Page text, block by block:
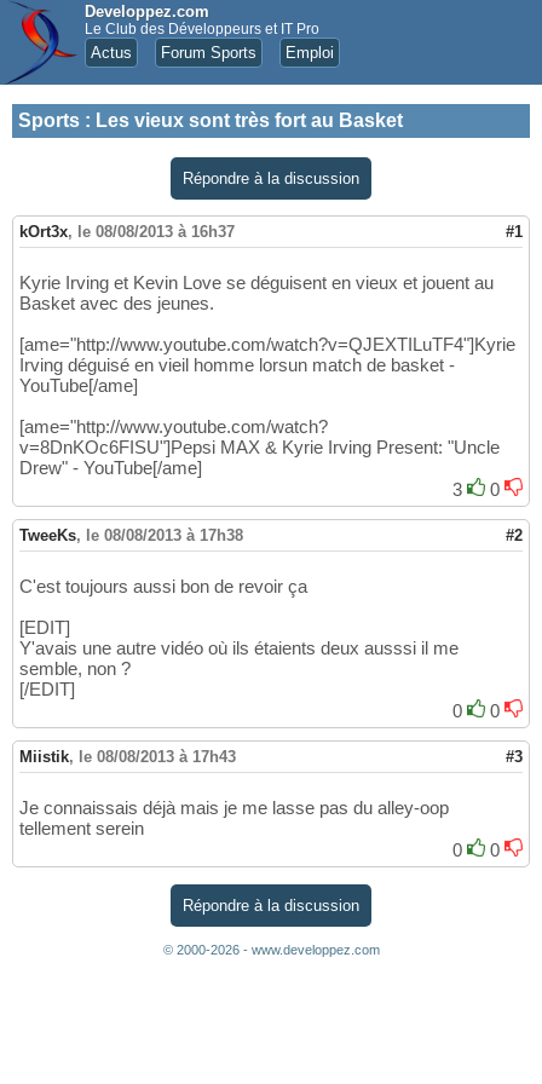
Developpez.com
Le Club des Développeurs et IT Pro
Actus Forum Sports Emploi
Sports : Les vieux sont très fort au Basket
Répondre à la discussion
kOrt3x, le 08/08/2013 à 16h37 #1
Kyrie Irving et Kevin Love se déguisent en vieux et jouent au
Basket avec des jeunes.
[ame="http://www.youtube.com/watch?v=QJEXTILuTF4"]Kyrie
Irving déguisé en vieil homme lorsun match de basket -
YouTube[/ame]
[ame="http://www.youtube.com/watch?
v=8DnKOc6FISU"]Pepsi MAX & Kyrie Irving Present: "Uncle
Drew" - YouTube[/ame]
3
0
TweeKs, le 08/08/2013 à 17h38 #2
C'est toujours aussi bon de revoir ça
[EDIT]
Y'avais une autre vidéo où ils étaients deux ausssi il me
semble, non ?
[/EDIT]
0
0
Miistik, le 08/08/2013 à 17h43 #3
Je connaissais déjà mais je me lasse pas du alley-oop
tellement serein
0
0
Répondre à la discussion
© 2000-2026 - www.developpez.com